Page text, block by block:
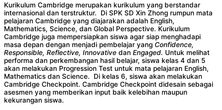
Kurikulum Cambridge merupakan kurikulum yang berstandar
internasional dan terstruktur. Di SPK SD Xin Zhong rumpun mata
pelajaran Cambridge yang diajarakan adalah English,
Mathematics, Science, dan Global Perspective. Kurikulum
Cambridge juga mempersiapkan siswa agar siap menghadapi
masa depan dengan menjadi pembelajar yang Confidence,
Responsible, Reflective, Innovative dan Engaged. Untuk melihat
performa dan perkembangan hasil belajar, siswa kelas 4 dan 5
akan melakukan Progression Test untuk mata pelajaran English,
Mathematics dan Science. Di kelas 6, siswa akan melakukan
Cambridge Checkpoint. Cambridge Checkpoint didesain sebagai
asesmen yang memberikan input baik kelebihan maupun
kekurangan siswa.